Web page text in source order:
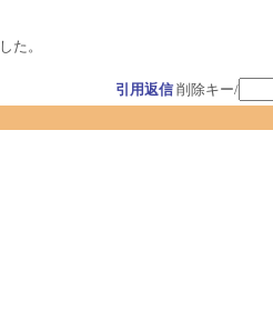
た。
引用返信 削除キー/